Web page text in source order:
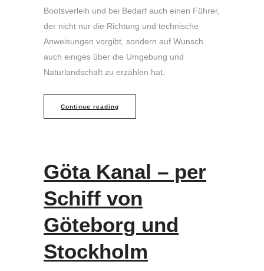
Bootsverleih und bei Bedarf auch einen Führer,
der nicht nur die Richtung und technische
Anweisungen vorgibt, sondern auf Wunsch
auch einiges über die Umgebung und
Naturlandschaft zu erzählen hat.
Continue reading
Göta Kanal – per
Schiff von
Göteborg und
Stockholm